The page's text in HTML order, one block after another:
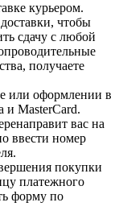
курьером.
чтобы
сдачу с любой
получаете
или оформлении в
и MasterCard.
вас на
ввести номер
покупки
платежного
форму по